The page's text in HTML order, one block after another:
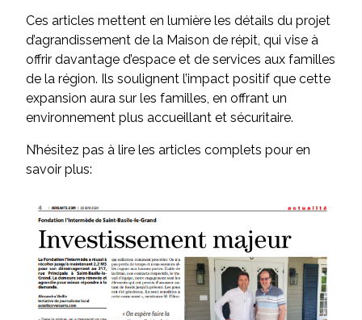
Ces articles mettent en lumière les détails du projet
d’agrandissement de la Maison de répit, qui vise à
offrir davantage d’espace et de services aux familles
de la région. Ils soulignent l’impact positif que cette
expansion aura sur les familles, en offrant un
environnement plus accueillant et sécuritaire.
N’hésitez pas à lire les articles complets pour en
savoir plus: